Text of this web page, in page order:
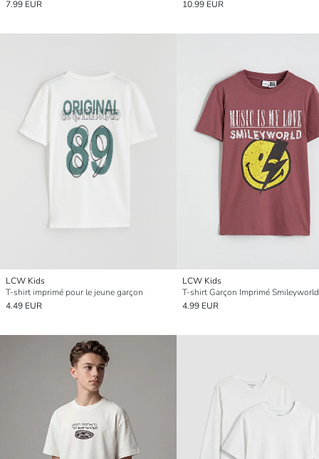
7.99 EUR 10.99 EUR
LCW Kids
T-shirt imprimé pour le jeune garçon
4.49 EUR
LCW Kids
T-shirt Garçon Imprimé Smileyworld
4.99 EUR